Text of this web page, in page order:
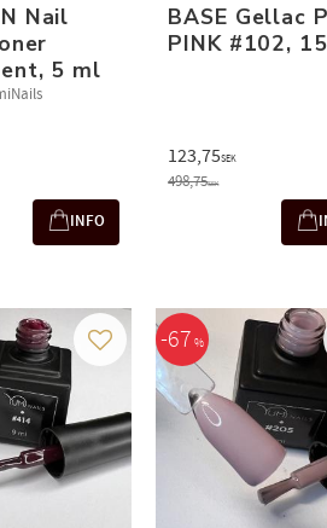
Nail
5 ml
INFO
BASE Gellac
PINK #102,
123,75SEK
498,75SEK
Lägg till i favoriter
67 %